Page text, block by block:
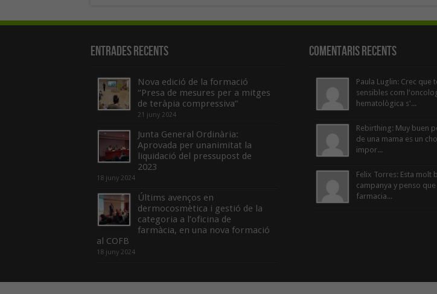
Entrades recents
Nova edició de la formació
“Presa de mesures per a mitges
de teràpia compressiva”
21 juny 2024
Junta General Ordinària:
Aprovada per unanimitat la
liquidació del pressupost de
2023
18 juny 2024
Últims avenços en
dermocosmètica i gestió de la
categoria a l’oficina de
farmàcia, en una nova formació
al COFB
18 juny 2024
Comentaris Recents
Paula Luglin: Crec que
sensibles com
hematològica s'...
Rebirthing: Muy buen
de una mama es un
impor...
Felix Torres: Esta molt
campanya y penso
farmacia...